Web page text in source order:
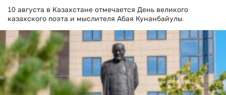
10 августа в Казахстане отмечается День великого
казахского поэта и мыслителя Абая Кунанбайулы.